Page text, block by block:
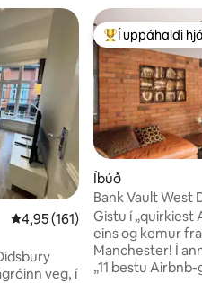
4,95 af 5 í meðaleinkunn, 161
4,95 (161)
veg, í
Í mestu
Í uppáhaldi
Íbúð
Bank Vault West
fjölmiðlum
Gistu í „quirkiest
eins og kemur
Manchester! Í annarri sæti á lista Times
„11 bestu